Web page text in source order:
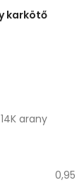
karkötő
arany
0,95